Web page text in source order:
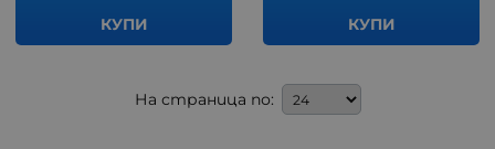
КУПИ КУПИ
На страница по: